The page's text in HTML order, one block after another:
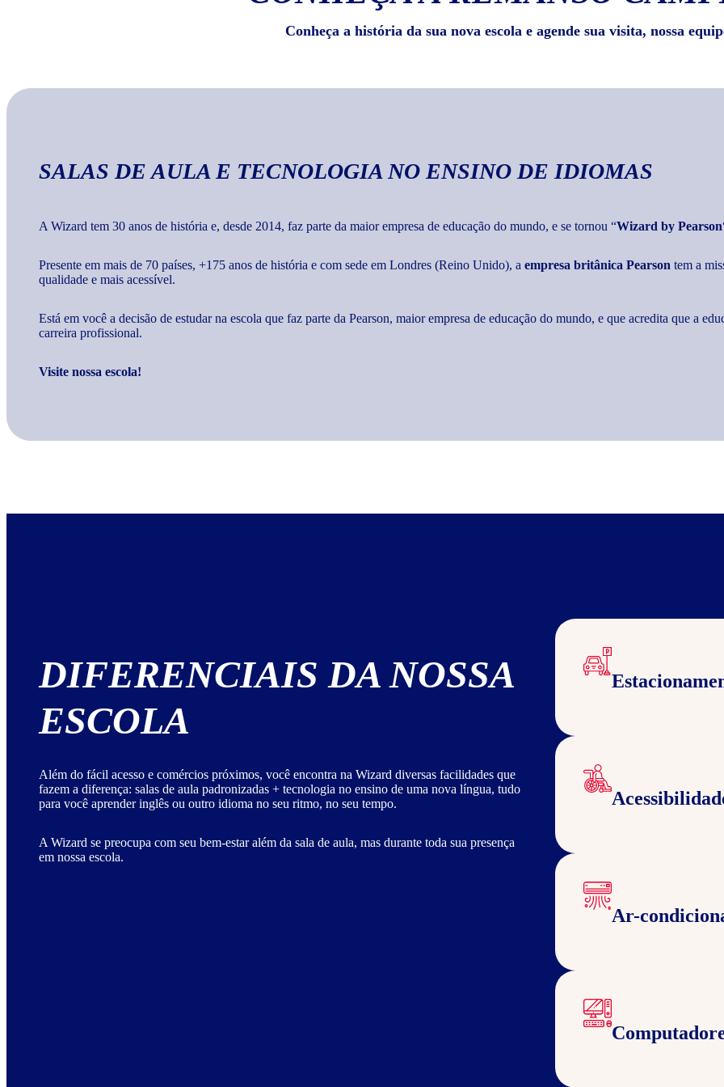
Conheça a história da sua nova escola e agende sua visita, nossa
SALAS DE AULA E TECNOLOGIA NO ENSINO DE IDIOMAS
A Wizard tem 30 anos de história e, desde 2014, faz parte da maior empresa de educação do mundo, e se tornou “Wizard by Pearson
Presente em mais de 70 países, +175 anos de história e com sede em Londres (Reino Unido), a empresa britânica Pearson tem a
qualidade e mais acessível.
Está em você a decisão de estudar na escola que faz parte da Pearson, maior empresa de educação do mundo, e que acredita que a
carreira profissional.
Visite nossa escola!
DIFERENCIAIS DA NOSSA
ESCOLA
Além do fácil acesso e comércios próximos, você encontra na Wizard diversas facilidades que
fazem a diferença: salas de aula padronizadas + tecnologia no ensino de uma nova língua, tudo
para você aprender inglês ou outro idioma no seu ritmo, no seu tempo.
A Wizard se preocupa com seu bem-estar além da sala de aula, mas durante toda sua presença
em nossa escola.
Ar-